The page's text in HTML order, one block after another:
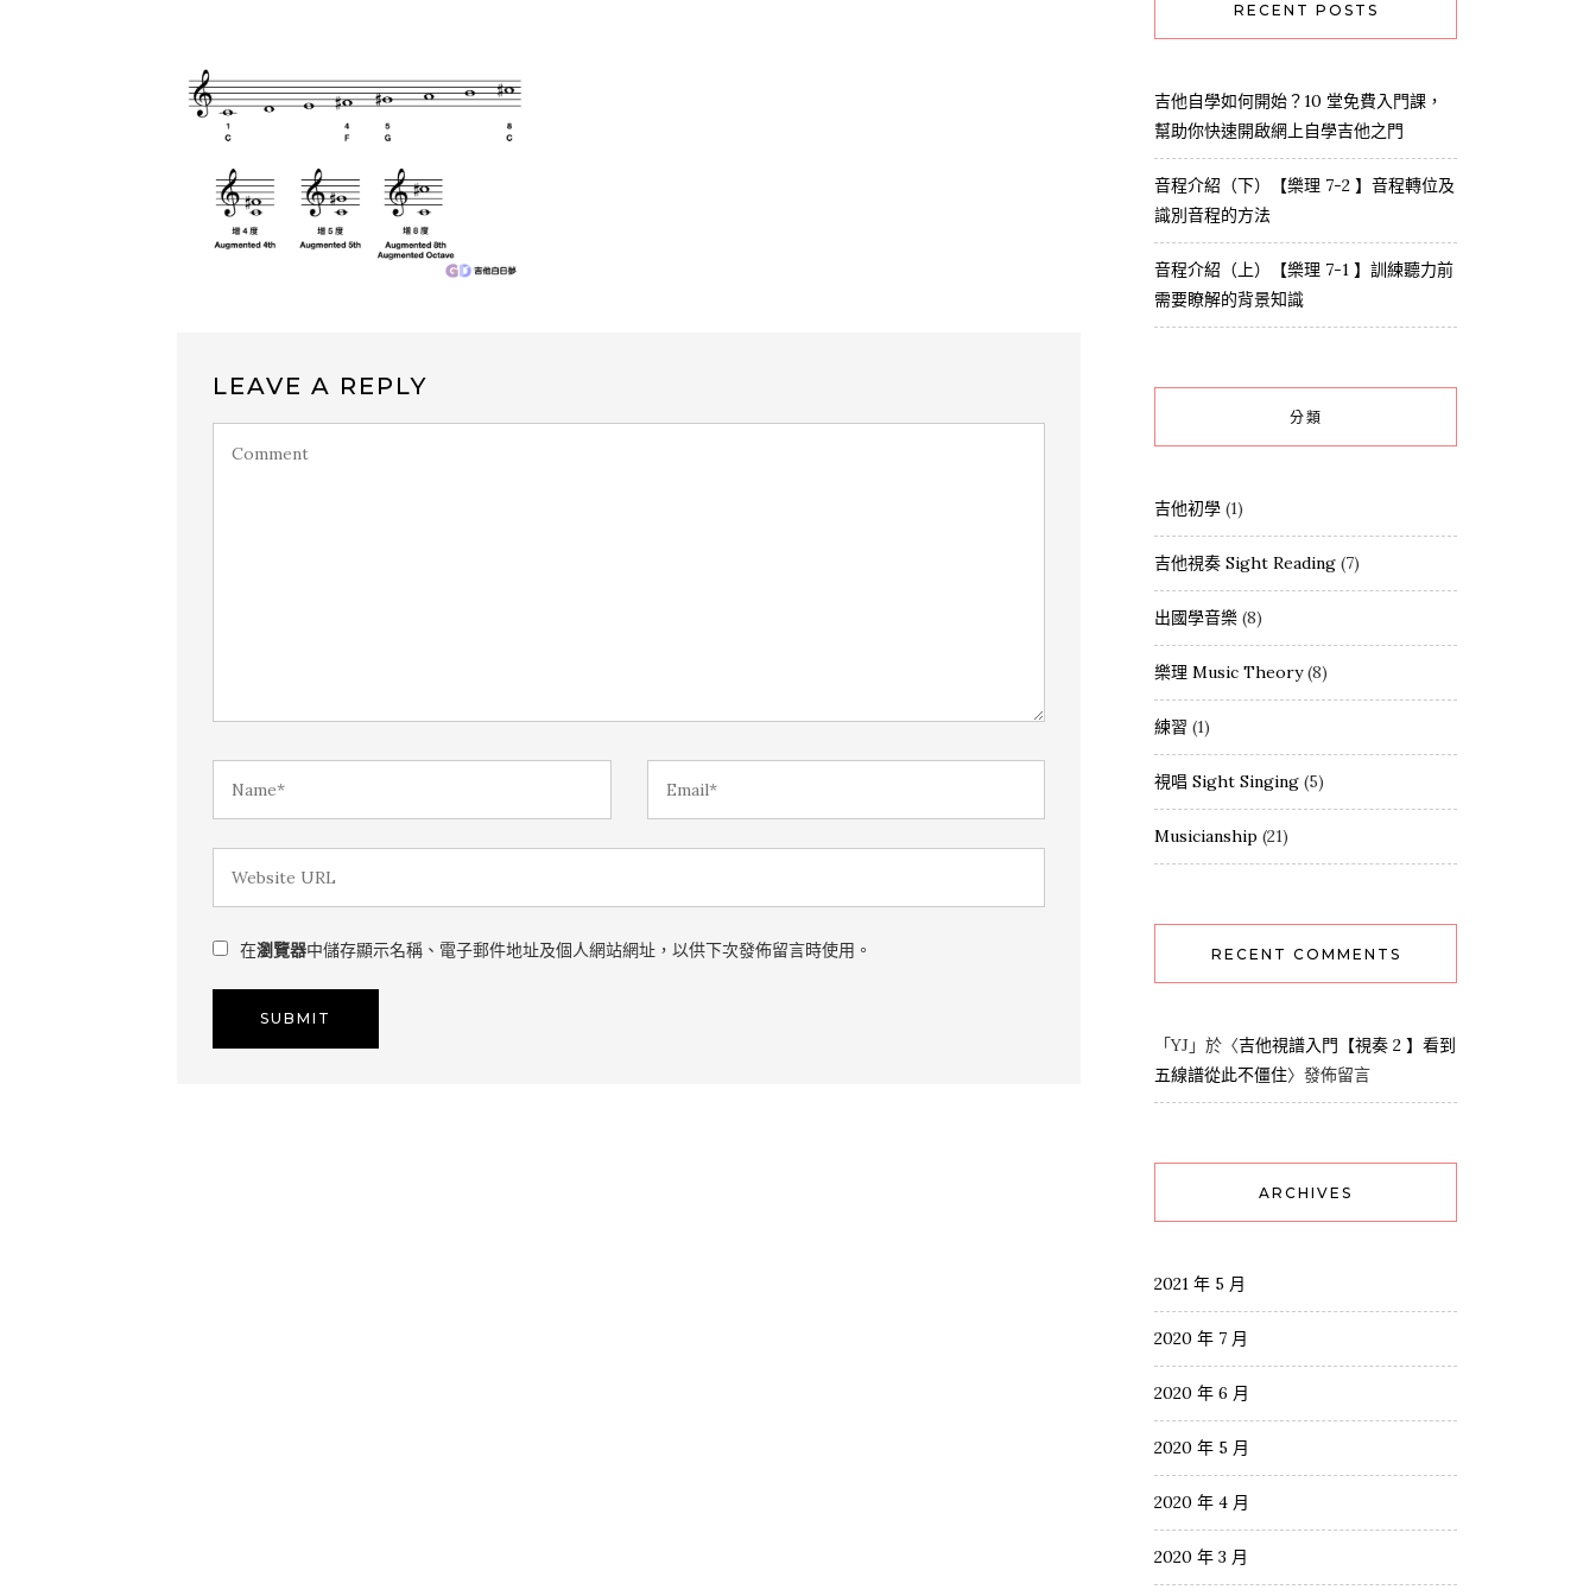
LEAVE A REPLY
在瀏覽器中儲存顯示名稱、電子郵件地址及個人網站網址，以供下次發佈留言時使用。
RECENT POSTS
吉他自學如何開始？10 堂免費入門課，
幫助你快速開啟網上自學吉他之門
音程介紹（下）【樂理 7-2 】音程轉位及
識別音程的方法
音程介紹（上）【樂理 7-1 】訓練聽力前
需要瞭解的背景知識
分類
吉他初學 (1)
吉他視奏 Sight Reading (7)
出國學音樂 (8)
樂理 Music Theory(8)
練習 (1)
視唱 Sight Singing (5)
Musicianship (21)
RECENT COMMENTS
「YJ 」於〈吉他視譜入門【視奏 2 】看到
五線譜從此不僵住〉發佈留言
ARCHIVES
2021 年 5 月
2020 年 7 月
2020 年 6 月
2020 年 5 月
2020 年 4 月
2020 年 3 月